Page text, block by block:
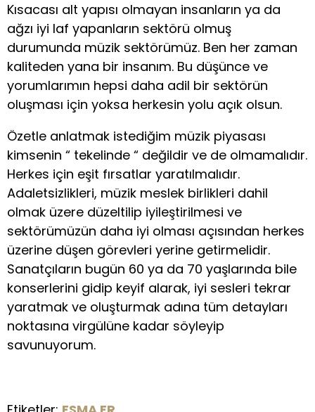
Kısacası alt yapısı olmayan insanların ya da
ağzı iyi laf yapanların sektörü olmuş
durumunda müzik sektörümüz. Ben her zaman
kaliteden yana bir insanım. Bu düşünce ve
yorumlarımın hepsi daha adil bir sektörün
oluşması için yoksa herkesin yolu açık olsun.
Özetle anlatmak istediğim müzik piyasası
kimsenin “ tekelinde “ değildir ve de olmamalıdır.
Herkes için eşit fırsatlar yaratılmalıdır.
Adaletsizlikleri, müzik meslek birlikleri dahil
olmak üzere düzeltilip iyileştirilmesi ve
sektörümüzün daha iyi olması açısından herkes
üzerine düşen görevleri yerine getirmelidir.
Sanatçıların bugün 60 ya da 70 yaşlarında bile
konserlerini gidip keyif alarak, iyi sesleri tekrar
yaratmak ve oluşturmak adına tüm detayları
noktasına virgülüne kadar söyleyip
savunuyorum.